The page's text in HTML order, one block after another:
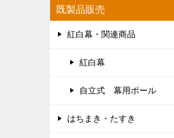
既製品販売
紅白幕・関連商品
紅白幕
自立式 幕用ポール
はちまき・たすき